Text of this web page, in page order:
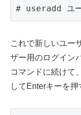
# useradd ユー
これで新しいユー
ザー用のログイン
コマンドに続けて
してEnterキーを押